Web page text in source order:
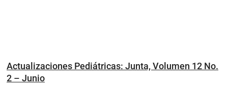
Actualizaciones Pediátricas: Junta, Volumen 12 No.
2 – Junio